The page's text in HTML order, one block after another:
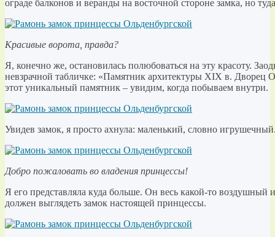
ограде балконов и веранды на восточной стороне замка, но
Красивые ворота, правда?
Я, конечно же, остановилась полюбоваться на эту красоту.
невзрачной табличке: «Памятник архитектуры XIX в. Дворец
этот уникальный памятник – увидим, когда побываем внутри.
Увидев замок, я просто ахнула: маленький, словно
Добро пожаловать во владения принцессы!
Я его представляла куда больше. Он весь какой-то
должен выглядеть замок настоящей принцессы.